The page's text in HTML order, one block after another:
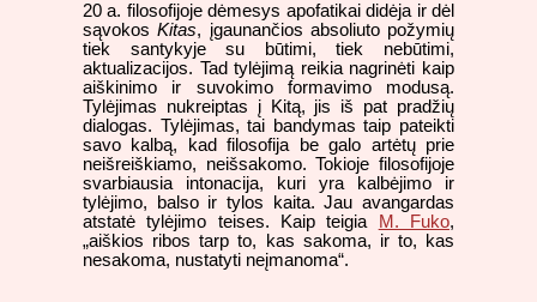
20 a. filosofijoje dėmesys apofatikai didėja ir dėl
sąvokosKitas, įgaunančios absoliuto požymių
tiek santykyje su būtimi, tiek nebūtimi,
aktualizacijos. Tad tylėjimą reikia nagrinėti kaip
aiškinimo ir suvokimo formavimo modusą.
Tylėjimas nukreiptas į Kitą, jis iš pat pradžių
dialogas. Tylėjimas, tai bandymas taip pateikti
savo kalbą, kad filosofija be galo artėtų prie
neišreiškiamo, neišsakomo. Tokioje filosofijoje
svarbiausia intonacija, kuri yra kalbėjimo ir
tylėjimo, balso ir tylos kaita. Jau avangardas
atstatė tylėjimo teises. Kaip teigia
M. Fuko,
„aiškios ribos tarp to, kas sakoma, ir to, kas
nesakoma, nustatyti neįmanoma“.